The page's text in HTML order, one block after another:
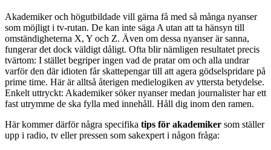
Akademiker och högutbildade vill gärna få med så många nyanser
som möjligt i tv-rutan. De kan inte säga A utan att ta hänsyn till
omständigheterna X, Y och Z. Även om dessa nyanser är sanna,
fungerar det dock väldigt dåligt. Ofta blir nämligen resultatet precis
tvärtom: I stället begriper ingen vad de pratar om och alla undrar
varför den där idioten får skattepengar till att agera gödselspridare på
prime time. Här är alltså återigen medielogiken av yttersta betydelse.
Enkelt uttryckt: Akademiker söker nyanser medan journalister har ett
fast utrymme de ska fylla med innehåll. Håll dig inom den ramen.
Här kommer därför några specifika tips för akademiker som ställer
upp i radio, tv eller pressen som sakexpert i någon fråga: